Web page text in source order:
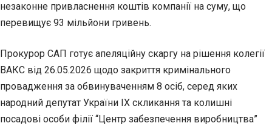
незаконне привласнення коштів компанії на суму, що
перевищує 93 мільйони гривень.
Прокурор САП готує апеляційну скаргу на рішення колегії
ВАКС від 26.05.2026 щодо закриття кримінального
провадження за обвинуваченням 8 осіб, серед яких
народний депутат України IX скликання та колишні
посадові особи філії “Центр забезпечення виробництва”